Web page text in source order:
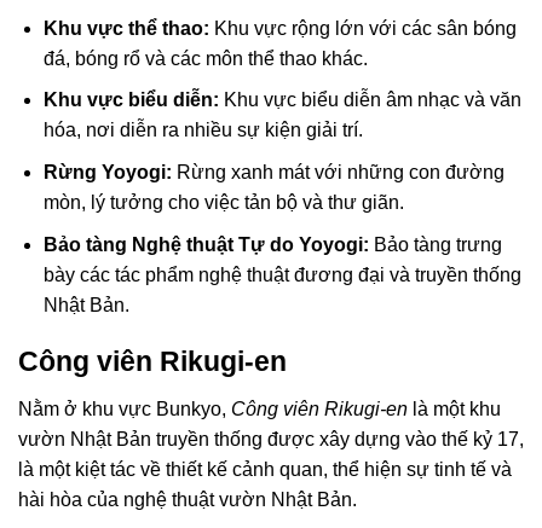
Khu vực thể thao: Khu vực rộng lớn với các sân bóng
đá, bóng rổ và các môn thể thao khác.
Khu vực biểu diễn: Khu vực biểu diễn âm nhạc và văn
hóa, nơi diễn ra nhiều sự kiện giải trí.
Rừng Yoyogi: Rừng xanh mát với những con đường
mòn, lý tưởng cho việc tản bộ và thư giãn.
Bảo tàng Nghệ thuật Tự do Yoyogi: Bảo tàng trưng
bày các tác phẩm nghệ thuật đương đại và truyền thống
Nhật Bản.
Công viên Rikugi-en
Nằm ở khu vực Bunkyo, Công viên Rikugi-en là một khu
vườn Nhật Bản truyền thống được xây dựng vào thế kỷ 17,
là một kiệt tác về thiết kế cảnh quan, thể hiện sự tinh tế và
hài hòa của nghệ thuật vườn Nhật Bản.